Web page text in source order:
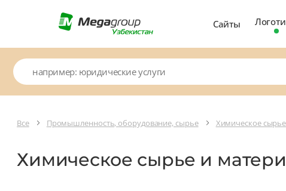
Сайты
Все Промышленность, оборудование, сырье Химическое
Химическое сырье и